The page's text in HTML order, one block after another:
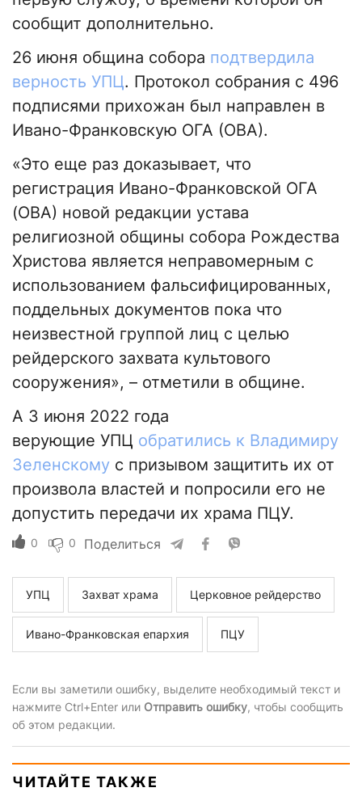
сообщит дополнительно.
26 июня община собора подтвердила
верность УПЦ. Протокол собрания с 496
подписями прихожан был направлен в
Ивано-Франковскую ОГА (ОВА).
«Это еще раз доказывает, что
регистрация Ивано-Франковской ОГА
(ОВА) новой редакции устава
религиозной общины собора Рождества
Христова является неправомерным с
использованием фальсифицированных,
поддельных документов пока что
неизвестной группой лиц с целью
рейдерского захвата культового
сооружения», – отметили в общине.
А 3 июня 2022 года
верующие УПЦ обратились к Владимиру
Зеленскому с призывом защитить их от
произвола властей и попросили его не
допустить передачи их храма ПЦУ.
0 0 Поделиться
УПЦ Захват храма Церковное рейдерство
Ивано-Франковская епархия ПЦУ
Если вы заметили ошибку, выделите необходимый текст и
нажмите Ctrl+Enter или Отправить ошибку, чтобы сообщить
об этом редакции.
ЧИТАЙТЕ ТАКЖЕ